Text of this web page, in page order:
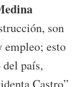
son
empleo; esto
país,